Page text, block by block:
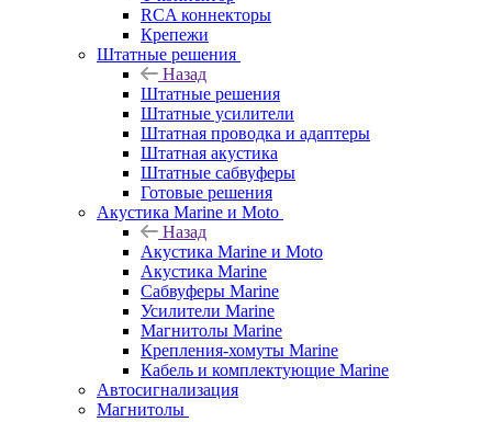
RCA коннекторы
Крепежи
Штатные решения
Назад
Штатные решения
Штатные усилители
Штатная проводка и адаптеры
Штатная акустика
Штатные сабвуферы
Готовые решения
Акустика Marine и Moto
Назад
Акустика Marine и Moto
Акустика Marine
Сабвуферы Marine
Усилители Marine
Магнитолы Marine
Крепления-хомуты Marine
Кабель и комплектующие Marine
Автосигнализация
Магнитолы